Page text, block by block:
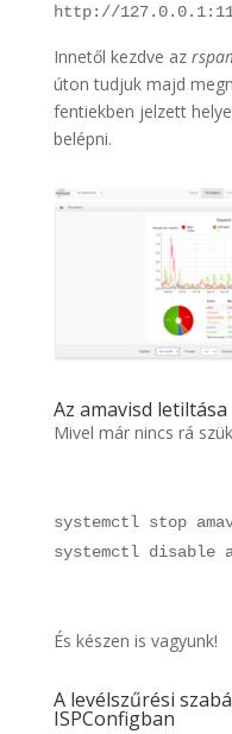
http://
Innetől kezdve az
úton tudjuk majd
fentiekben jelzett
belépni.
Az amavisd letiltása
Mivel már nincs rá
systemctl stop
systemctl disable
És készen is vagyunk!
A levélszűrési
ISPConfigban